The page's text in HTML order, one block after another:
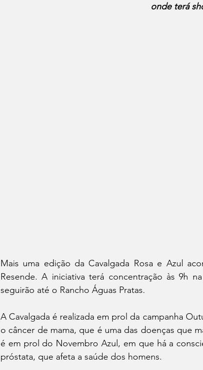
onde terá
Mais uma edição da Cavalgada Rosa e Azul
Resende. A iniciativa terá concentração às 9h
seguirão até o Rancho Águas Pratas.
A Cavalgada é realizada em prol da campanha
o câncer de mama, que é uma das doenças que
é em prol do Novembro Azul, em que há a
próstata, que afeta a saúde dos homens.